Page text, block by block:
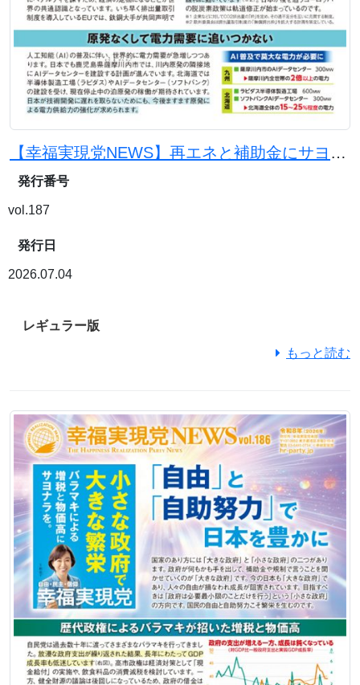
【幸福実現党NEWS】再エネと補助金にサヨナラを。原発と石炭火力で電気代を下げよう
発行番号
vol.187
発行日
2026.07.04
レギュラー版
もっと読む